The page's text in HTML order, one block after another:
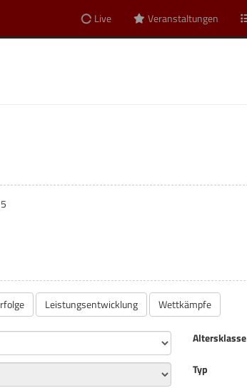
Live Veranstaltungen
Leistungsentwicklung Wettkämpfe
Altersklasse
Typ